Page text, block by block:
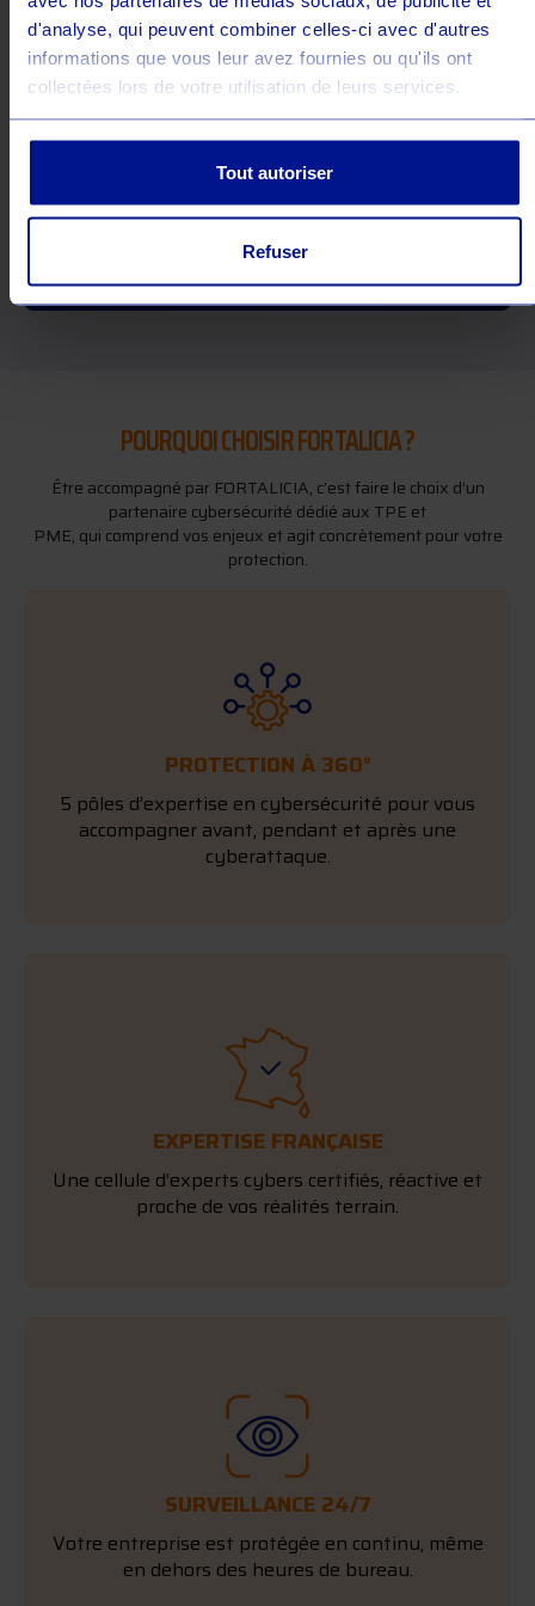
d'analyse, qui peuvent combiner celles-ci avec d'autres
informations que vous leur avez fournies ou qu'ils ont
collectées lors de votre utilisation de leurs services.
Tout autoriser
Refuser
*Security Navigator, 2026
76 %
Des ransomware se passent en dehors
des heures de bureau.
POURQUOI CHOISIR FORTALICIA ?
Être accompagné par FORTALICIA, c’est faire le choix d’un
partenaire cybersécurité dédié aux TPE et
PME, qui comprend vos enjeux et agit concrètement pour votre
protection.
PROTECTION À 360°
5 pôles d’expertise en cybersécurité pour vous
accompagner avant, pendant et après une
cyberattaque.
EXPERTISE FRANÇAISE
Une cellule d’experts cybers certifiés, réactive et
proche de vos réalités terrain.
SURVEILLANCE 24/7
Votre entreprise est protégée en continu, même
en dehors des heures de bureau.